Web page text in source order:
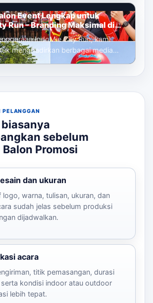
Event Lengkap untuk
Run – Branding Maksimal di
Acara
IndoMie City Run, kami
menghadirkan berbagai media
yang berfungsi sebagai eleme...
PELANGGAN
sebelum
Promosi
dan ukuran
logo, warna, tulisan, ukuran, dan
sudah jelas sebelum produksi
dijadwalkan.
acara
titik pemasangan, durasi
serta kondisi indoor atau outdoor
lebih tepat.